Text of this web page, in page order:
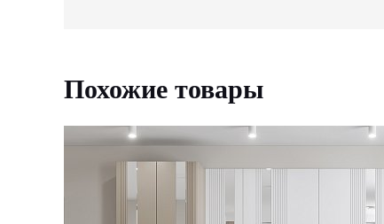
Похожие товары